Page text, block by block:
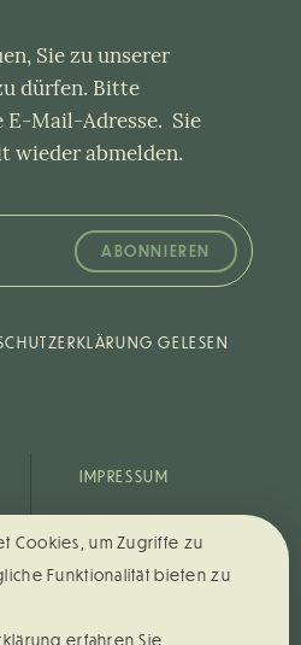
Cookies, um Zugriffe zu
Funktionalität bieten zu
erfahren Sie
Sie zu unserer
dürfen. Bitte
E-Mail-Adresse. Sie
wieder abmelden.
GELESEN
IMPRESSUM
STORNO­